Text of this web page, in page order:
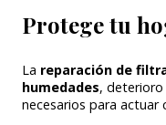
Protege tu
La reparación de
humedades, deterioro
necesarios para actuar